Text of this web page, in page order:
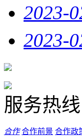
2023-
2023-
服务热线
合作 合作前景 合作政